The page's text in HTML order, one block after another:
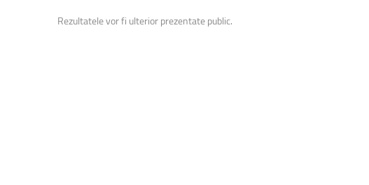
Rezultatele vor fi ulterior prezentate public.